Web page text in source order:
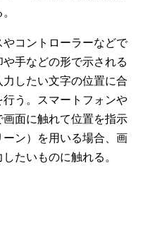
コントローラーなどで
手などの形で示される
したい文字の位置に合
う。スマートフォンや
面に触れて位置を指示
ン）を用いる場合、画
たいものに触れる。